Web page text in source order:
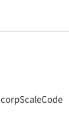
corpScaleCode